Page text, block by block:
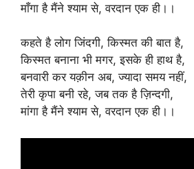
माँगा है मैंने श्याम से, वरदान एक ही।।
कहते है लोग जिंदगी, किस्मत की बात है,
किस्मत बनाना भी मगर, इसके ही हाथ है,
बनवारी कर यक़ीन अब, ज्यादा समय नहीं,
तेरी कृपा बनी रहे, जब तक है ज़िन्दगी,
मांगा है मैंने श्याम से, वरदान एक ही।।